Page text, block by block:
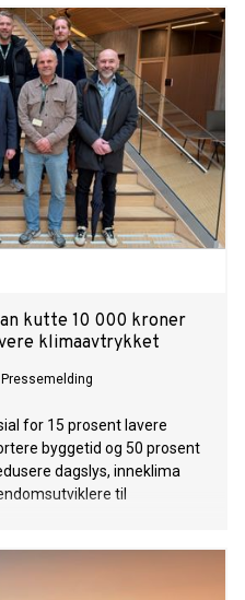
kutte 10 000 kroner
klimaavtrykket
Pressemelding
for 15 prosent lavere
byggetid og 50 prosent
dagslys, inneklima
til